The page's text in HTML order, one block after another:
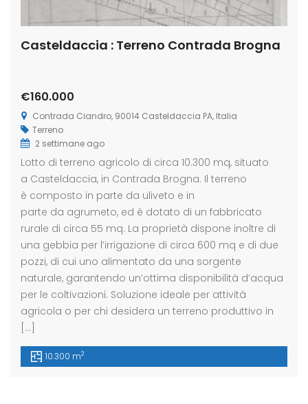
Casteldaccia : Terreno Contrada Brogna
€160.000
Contrada Ciandro, 90014 Casteldaccia PA, Italia
Terreno
2 settimane ago
Lotto di terreno agricolo di circa 10.300 mq, situato
a Casteldaccia, in Contrada Brogna. Il terreno
è composto in parte da uliveto e in
parte da agrumeto, ed è dotato di un fabbricato
rurale di circa 55 mq. La proprietà dispone inoltre di
una gebbia per l’irrigazione di circa 600 mq e di due
pozzi, di cui uno alimentato da una sorgente
naturale, garantendo un’ottima disponibilità d’acqua
per le coltivazioni. Soluzione ideale per attività
agricola o per chi desidera un terreno produttivo in
[…]
10.300 m2